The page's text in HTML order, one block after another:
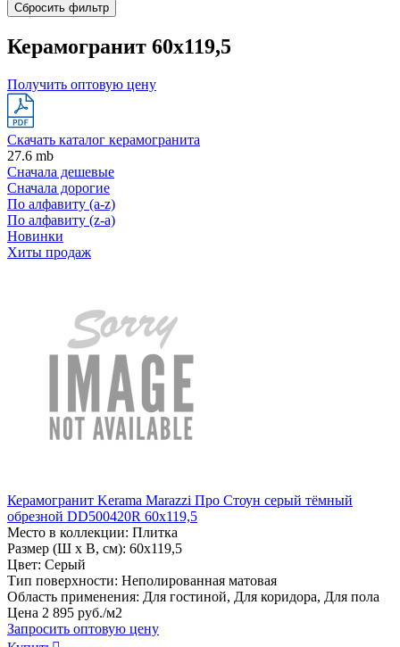
Сбросить фильтр
Керамогранит 60х119,5
Получить оптовую цену
Скачать каталог керамогранита
27.6 mb
Сначала дешевые
Сначала дорогие
По алфавиту (a-z)
По алфавиту (z-a)
Новинки
Хиты продаж
Керамогранит Kerama Marazzi Про Стоун серый тёмный
обрезной DD500420R 60x119,5
Место в коллекции: Плитка
Размер (Ш х В, см): 60х119,5
Цвет: Серый
Тип поверхности: Неполированная матовая
Область применения: Для гостиной, Для коридора, Для пола
Цена 2 895 руб./м2
Запросить оптовую цену